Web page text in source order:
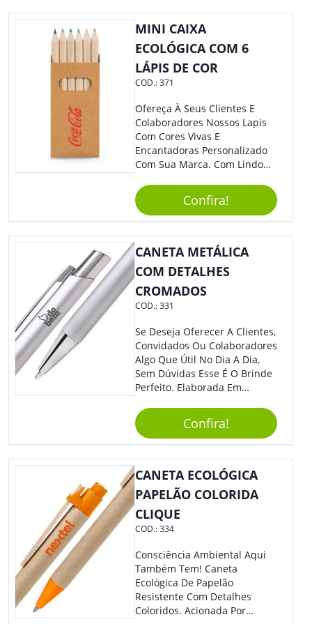
MINI CAIXA
ECOLÓGICA COM 6
LÁPIS DE COR
COD.:371
Ofereça À Seus Clientes E
Colaboradores Nossos Lapis
Com Cores Vivas E
Encantadoras Personalizado
Com Sua Marca. Com Lindo
Para Diversas Ocasiões.
Perfeito, Não É?!
Confira!
CANETA METÁLICA
COM DETALHES
CROMADOS
COD.:331
Se Deseja Oferecer A Clientes,
Convidados Ou Colaboradores
Algo Que Útil No Dia A Dia,
Sem Dúvidas Esse É O Brinde
Perfeito. Elaborada Em
Com Detalhes Em Metal, Essa
Incrível Caneta Esferográfica É
Acionada Na Por Clic Na Parte
Superior.
Confira!
CANETA ECOLÓGICA
PAPELÃO COLORIDA
CLIQUE
COD.:334
Consciência Ambiental Aqui
Também Tem! Caneta
Ecológica De Papelão
Resistente Com Detalhes
Coloridos. Acionada Por